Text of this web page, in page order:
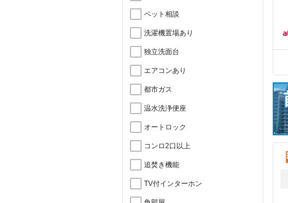
ペット相談
洗濯機置場あり
独立洗面台
エアコンあり
都市ガス
温水洗浄便座
オートロック
コンロ2口以上
追焚き機能
TV付インターホン